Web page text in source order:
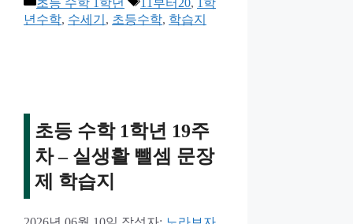
테
초등 수학 1학년
그
11부터20,
1학
년수학, 수세기 , 초등수학, 학습지
초등 수학 1학년 19주
차 – 실생활 뺄셈 문장
제 학습지